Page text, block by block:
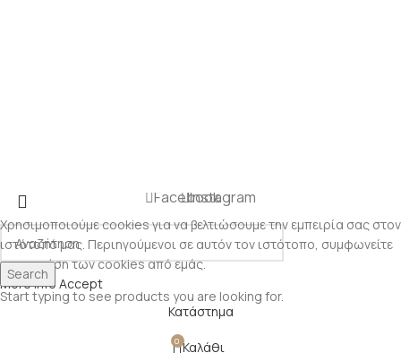
Search
Start typing to see products you are looking for.
FacebookInstagram
Χρησιμοποιούμε cookies για να βελτιώσουμε την εμπειρία σας στον
ιστότοπό μας. Περιηγούμενοι σε αυτόν τον ιστότοπο, συμφωνείτε
με τη χρήση των cookies από εμάς.
More info Accept
Κατάστημα
0 Καλάθι